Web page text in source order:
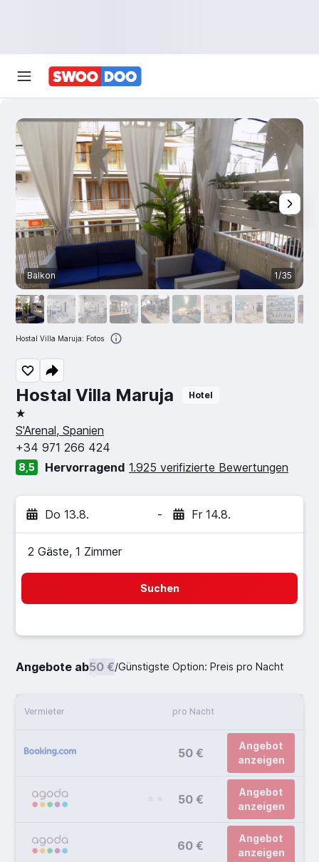
Hostal Villa Maruja Hotel
1 Stern
S'Arenal, Spanien
+34 971 266 424
8,5 Hervorragend 1.925 verifizierte Bewertungen
Do 13.8. - Fr 14.8.
2 Gäste, 1 Zimmer
Suchen
Angebote ab50 €/Günstigste Option: Preis pro Nacht
Vermieter pro Nacht
50 €
Angebot
anzeigen
50 €
Angebot
anzeigen
60 €
Angebot
anzeigen
Balkon 1/35
Hostal Villa Maruja: Fotos